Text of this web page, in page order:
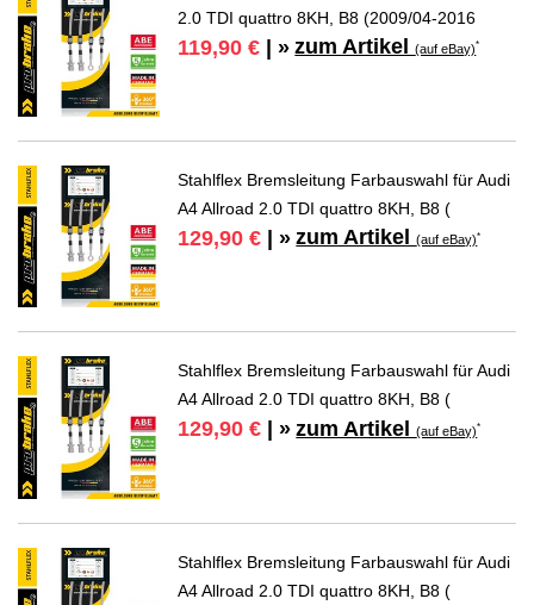
2.0 TDI quattro 8KH, B8 (2009/04-2016
119,90 € | » zum Artikel(auf eBay)*
Stahlflex Bremsleitung Farbauswahl für Audi
A4 Allroad 2.0 TDI quattro 8KH, B8 (
129,90 € | » zum Artikel(auf eBay)*
Stahlflex Bremsleitung Farbauswahl für Audi
A4 Allroad 2.0 TDI quattro 8KH, B8 (
129,90 € | » zum Artikel(auf eBay)*
Stahlflex Bremsleitung Farbauswahl für Audi
A4 Allroad 2.0 TDI quattro 8KH, B8 (